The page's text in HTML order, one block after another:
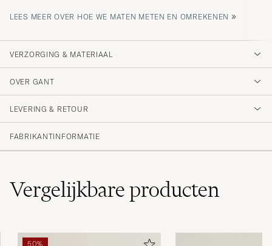
LEES MEER OVER HOE WE MATEN METEN EN OMREKENEN »
VERZORGING & MATERIAAL
OVER GANT
LEVERING & RETOUR
FABRIKANTINFORMATIE
Vergelijkbareproducten
50%